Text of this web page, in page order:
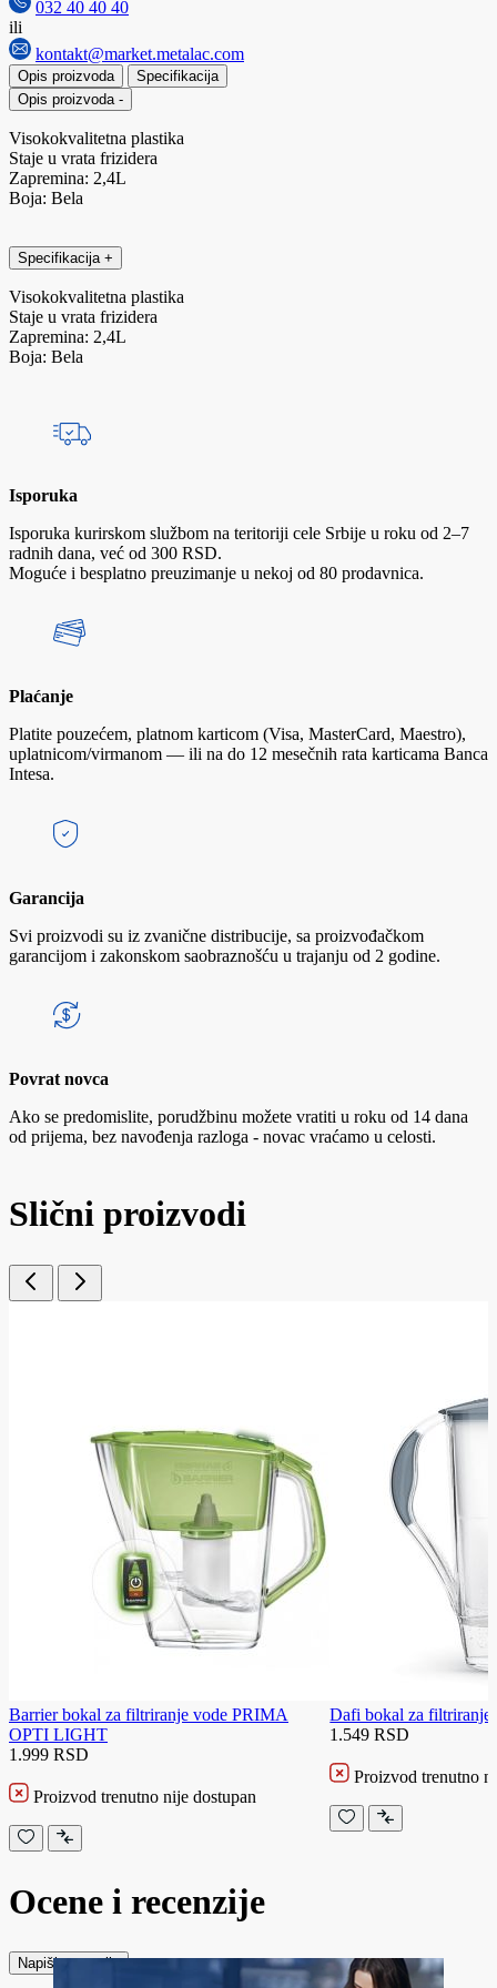
032 40 40 40
ili
kontakt@market.metalac.com
Opis proizvoda
Specifikacija
Opis proizvoda -
Visokokvalitetna plastika
Staje u vrata frizidera
Zapremina: 2,4L
Boja: Bela
Specifikacija +
Visokokvalitetna plastika
Staje u vrata frizidera
Zapremina: 2,4L
Boja: Bela
Isporuka
Isporuka kurirskom službom na teritoriji cele Srbije u roku od 2–7
radnih dana, već od 300 RSD.
Moguće i besplatno preuzimanje u nekoj od 80 prodavnica.
Plaćanje
Platite pouzećem, platnom karticom (Visa, MasterCard, Maestro),
uplatnicom/virmanom — ili na do 12 mesečnih rata karticama Banca
Intesa.
Garancija
Svi proizvodi su iz zvanične distribucije, sa proizvođačkom
garancijom i zakonskom saobraznošću u trajanju od 2 godine.
Povrat novca
Ako se predomislite, porudžbinu možete vratiti u roku od 14 dana
od prijema, bez navođenja razloga - novac vraćamo u celosti.
Slični proizvodi
Barrier bokal za filtriranje vode PRIMA
OPTI LIGHT
1.999 RSD
Proizvod trenutno nije dostupan
Dafi bokal za filtriranje
1.549 RSD
Proizvod trenutno
Ocene i recenzije
Napiši recenziju